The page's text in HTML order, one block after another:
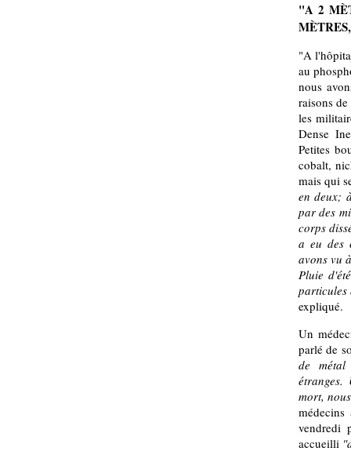
"A 2
"A
au
nous
raisons
les
Dense
Petites
cobalt,
mais qui
en deux;
par des
corps
a eu des
avons vu
Pluie
particules
expliqué.
Un
parlé de
de
mort,
vendredi
accueilli